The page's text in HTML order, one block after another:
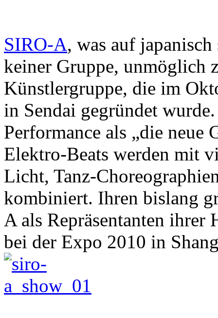
SIRO-A, was auf
keiner Gruppe, unmöglich
Künstlergruppe, die im
in Sendai gegründet
Performance als „die neue
Elektro-Beats werden mit
Licht, Tanz-
kombiniert. Ihren bislang
A als Repräsentanten ihrer
bei der Expo 2010 in